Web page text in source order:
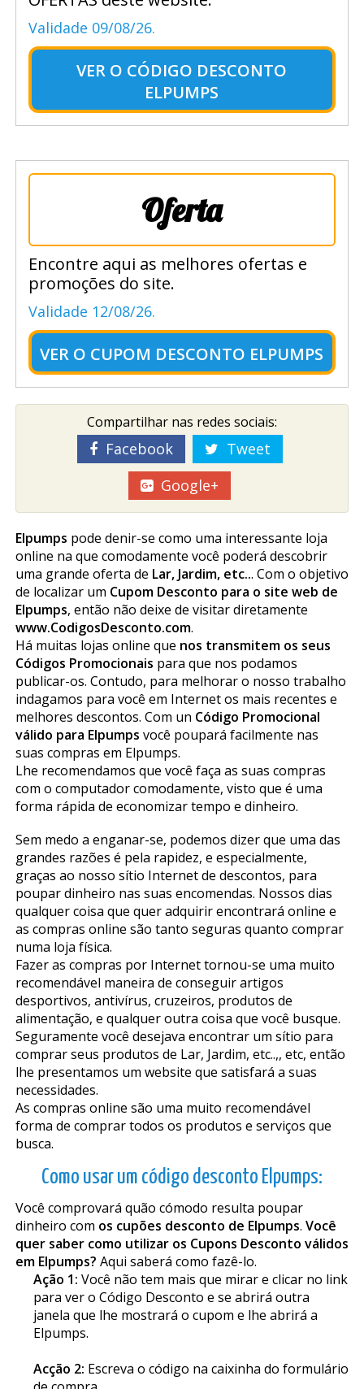
Validade 09/08/26.
VER O CÓDIGO DESCONTO
ELPUMPS
Oferta
Encontre aqui as melhores ofertas e
promoções do site.
Validade 12/08/26.
VER O CUPOM DESCONTO ELPUMPS
Compartilhar nas redes sociais:
Facebook
Tweet
Google+
Elpumps pode definir-se como uma interessante loja
online na que comodamente você poderá descobrir
uma grande oferta de Lar, Jardim, etc... Com o objetivo
de localizar um Cupom Desconto para o site web de
Elpumps, então não deixe de visitar diretamente
www.CodigosDesconto.com.
Há muitas lojas online que nos transmitem os seus
Códigos Promocionais para que nos podamos
publicar-os. Contudo, para melhorar o nosso trabalho
indagamos para você em Internet os mais recentes e
melhores descontos. Com un Código Promocional
válido para Elpumps você poupará facilmente nas
suas compras em Elpumps.
Lhe recomendamos que você faça as suas compras
com o computador comodamente, visto que é uma
forma rápida de economizar tempo e dinheiro.
Sem medo a enganar-se, podemos dizer que uma das
grandes razões é pela rapidez, e especialmente,
graças ao nosso sítio Internet de descontos, para
poupar dinheiro nas suas encomendas. Nossos dias
qualquer coisa que quer adquirir encontrará online e
as compras online são tanto seguras quanto comprar
numa loja física.
Fazer as compras por Internet tornou-se uma muito
recomendável maneira de conseguir artigos
desportivos, antivírus, cruzeiros, produtos de
alimentação, e qualquer outra coisa que você busque.
Seguramente você desejava encontrar um sítio para
comprar seus produtos de Lar, Jardim, etc..,, etc, então
lhe presentamos um website que satisfará a suas
necessidades.
As compras online são uma muito recomendável
forma de comprar todos os produtos e serviços que
busca.
Como usar um código desconto Elpumps:
Você comprovará quão cómodo resulta poupar
dinheiro com os cupões desconto de Elpumps. Você
quer saber como utilizar os Cupons Desconto válidos
em Elpumps? Aqui saberá como fazê-lo.
Ação 1: Você não tem mais que mirar e clicar no link
para ver o Código Desconto e se abrirá outra
janela que lhe mostrará o cupom e lhe abrirá a
Elpumps.
Acção 2: Escreva o código na caixinha do formulário